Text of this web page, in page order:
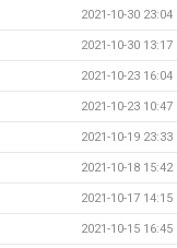
2021-10-30 23:04
2021-10-30 13:17
2021-10-23 16:04
2021-10-23 10:47
2021-10-19 23:33
2021-10-18 15:42
2021-10-17 14:15
2021-10-15 16:45